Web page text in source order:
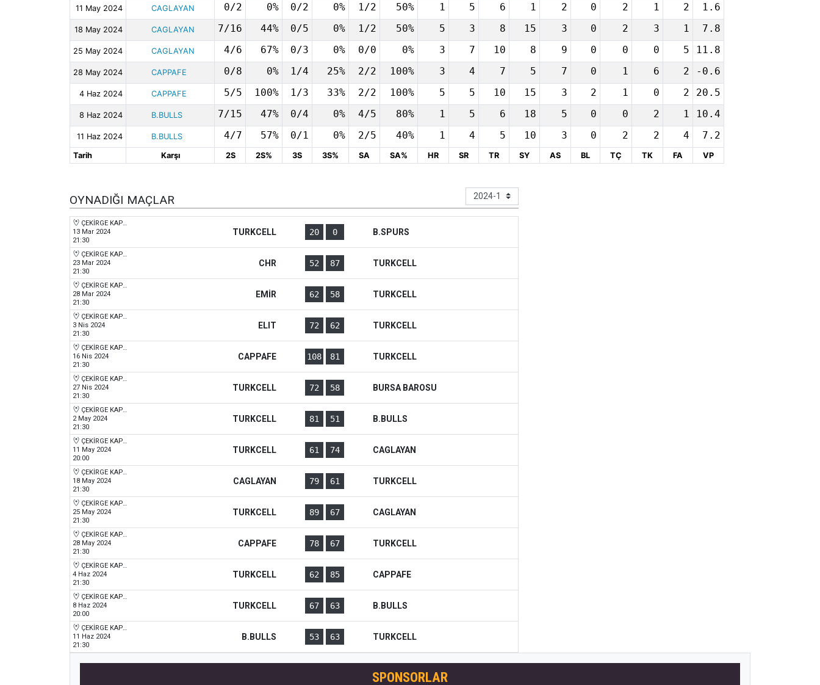
11 May 2024 CAGLAYAN 0/2 0% 0/2 0% 1/2 50% 1 5 6 1 2 0 2 1 2 1.6
18 May 2024 CAGLAYAN 7/16 44% 0/5 0% 1/2 50% 5 3 8 15 3 0 2 3 1 7.8
25 May 2024 CAGLAYAN 4/6 67% 0/3 0% 0/0 0% 3 7 10 8 9 0 0 0 5 11.8
28 May 2024 CAPPAFE 0/8 0% 1/4 25% 2/2 100% 3 4 7 5 7 0 1 6 2 -0.6
4 Haz 2024 CAPPAFE 5/5 100% 1/3 33% 2/2 100% 5 5 10 15 3 2 1 0 2 20.5
8 Haz 2024 B.BULLS 7/15 47% 0/4 0% 4/5 80% 1 5 6 18 5 0 0 2 1 10.4
11 Haz 2024 B.BULLS 4/7 57% 0/1 0% 2/5 40% 1 4 5 10 3 0 2 2 4 7.2
Tarih Karşı 2S 2S% 3S 3S% SA SA% HR SR TR SY AS BL TÇ TK FA VP
OYNADIĞI MAÇLAR
ÇEKİRGE KAPALI SPOR SALONU
13 Mar 2024
21:30
TURKCELL 20 0 B.SPURS
ÇEKİRGE KAPALI SPOR SALONU
23 Mar 2024
21:30
CHR 52 87 TURKCELL
ÇEKİRGE KAPALI SPOR SALONU
28 Mar 2024
21:30
EMİR 62 58 TURKCELL
ÇEKİRGE KAPALI SPOR SALONU
3 Nis 2024
21:30
ELIT 72 62 TURKCELL
ÇEKİRGE KAPALI SPOR SALONU
16 Nis 2024
21:30
CAPPAFE 108 81 TURKCELL
ÇEKİRGE KAPALI SPOR SALONU
27 Nis 2024
21:30
TURKCELL 72 58 BURSA BAROSU
ÇEKİRGE KAPALI SPOR SALONU
2 May 2024
21:30
TURKCELL 81 51 B.BULLS
ÇEKİRGE KAPALI SPOR SALONU
11 May 2024
20:00
TURKCELL 61 74 CAGLAYAN
ÇEKİRGE KAPALI SPOR SALONU
18 May 2024
21:30
CAGLAYAN 79 61 TURKCELL
ÇEKİRGE KAPALI SPOR SALONU
25 May 2024
21:30
TURKCELL 89 67 CAGLAYAN
ÇEKİRGE KAPALI SPOR SALONU
28 May 2024
21:30
CAPPAFE 78 67 TURKCELL
ÇEKİRGE KAPALI SPOR SALONU
4 Haz 2024
21:30
TURKCELL 62 85 CAPPAFE
ÇEKİRGE KAPALI SPOR SALONU
8 Haz 2024
20:00
TURKCELL 67 63 B.BULLS
ÇEKİRGE KAPALI SPOR SALONU
11 Haz 2024
21:30
B.BULLS 53 63 TURKCELL
SPONSORLAR